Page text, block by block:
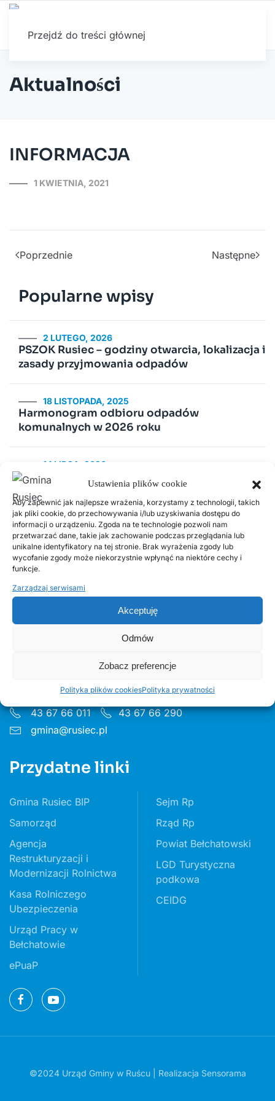
Ustawienia plików cookie
Aby zapewnić jak najlepsze wrażenia, korzystamy z technologii, takich
jak pliki cookie, do przechowywania i/lub uzyskiwania dostępu do
informacji o urządzeniu. Zgoda na te technologie pozwoli nam
przetwarzać dane, takie jak zachowanie podczas przeglądania lub
unikalne identyfikatory na tej stronie. Brak wyrażenia zgody lub
wycofanie zgody może niekorzystnie wpłynąć na niektóre cechy i
funkcje.
Zarządzaj serwisami
Akceptuję
Odmów
Zobacz preferencje
Polityka plików cookiesPolityka prywatności
Przejdź do treści głównej
Aktualności
INFORMACJA
1 KWIETNIA, 2021
Poprzednie Następne
Popularne wpisy
2 LUTEGO, 2026
PSZOK Rusiec – godziny otwarcia, lokalizacja i
zasady przyjmowania odpadów
18 LISTOPADA, 2025
Harmonogram odbioru odpadów
komunalnych w 2026 roku
14 LIPCA, 2020
Kurenda
30 CZERWCA, 2026
Odnawialne źródła energii w Gminie Rusiec –
edycja 2, Fundusze Europejskie
Urząd Gminy w Ruścu
ul. Wieluńska 35, 97-438 Rusiec
43 67 66 011
43 67 66 290
gmina@rusiec.pl
Przydatne linki
Gmina Rusiec BIP
Samorząd
Agencja
Restrukturyzacji i
Modernizacji Rolnictwa
Kasa Rolniczego
Ubezpieczenia
Urząd Pracy w
Bełchatowie
ePuaP
Sejm Rp
Rząd Rp
Powiat Bełchatowski
LGD Turystyczna
podkowa
CEIDG
©2024 Urząd Gminy w Ruścu | Realizacja Sensorama